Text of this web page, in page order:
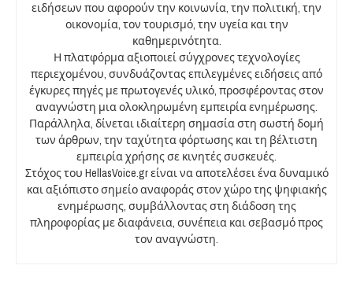
ειδήσεων που αφορούν την κοινωνία, την πολιτική, την
οικονομία, τον τουρισμό, την υγεία και την
καθημερινότητα.
Η πλατφόρμα αξιοποιεί σύγχρονες τεχνολογίες
περιεχομένου, συνδυάζοντας επιλεγμένες ειδήσεις από
έγκυρες πηγές με πρωτογενές υλικό, προσφέροντας στον
αναγνώστη μια ολοκληρωμένη εμπειρία ενημέρωσης.
Παράλληλα, δίνεται ιδιαίτερη σημασία στη σωστή δομή
των άρθρων, την ταχύτητα φόρτωσης και τη βέλτιστη
εμπειρία χρήσης σε κινητές συσκευές.
Στόχος του HellasVoice.gr είναι να αποτελέσει ένα δυναμικό
και αξιόπιστο σημείο αναφοράς στον χώρο της ψηφιακής
ενημέρωσης, συμβάλλοντας στη διάδοση της
πληροφορίας με διαφάνεια, συνέπεια και σεβασμό προς
τον αναγνώστη.